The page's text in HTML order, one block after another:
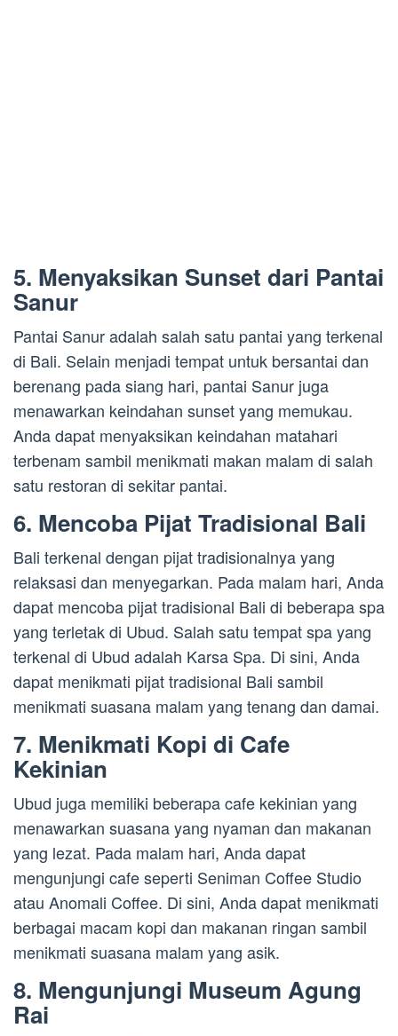
5. Menyaksikan Sunset dari Pantai
Sanur
Pantai Sanur adalah salah satu pantai yang terkenal
di Bali. Selain menjadi tempat untuk bersantai dan
berenang pada siang hari, pantai Sanur juga
menawarkan keindahan sunset yang memukau.
Anda dapat menyaksikan keindahan matahari
terbenam sambil menikmati makan malam di salah
satu restoran di sekitar pantai.
6. Mencoba Pijat Tradisional Bali
Bali terkenal dengan pijat tradisionalnya yang
relaksasi dan menyegarkan. Pada malam hari, Anda
dapat mencoba pijat tradisional Bali di beberapa spa
yang terletak di Ubud. Salah satu tempat spa yang
terkenal di Ubud adalah Karsa Spa. Di sini, Anda
dapat menikmati pijat tradisional Bali sambil
menikmati suasana malam yang tenang dan damai.
7. Menikmati Kopi di Cafe
Kekinian
Ubud juga memiliki beberapa cafe kekinian yang
menawarkan suasana yang nyaman dan makanan
yang lezat. Pada malam hari, Anda dapat
mengunjungi cafe seperti Seniman Coffee Studio
atau Anomali Coffee. Di sini, Anda dapat menikmati
berbagai macam kopi dan makanan ringan sambil
menikmati suasana malam yang asik.
8. Mengunjungi Museum Agung
Rai